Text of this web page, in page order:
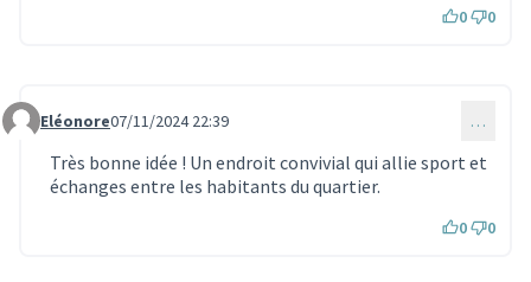
0 0
Commentaire 3502
Eléonore07/11/2024 22:39 …
Très bonne idée ! Un endroit convivial qui allie sport et
échanges entre les habitants du quartier.
0 0